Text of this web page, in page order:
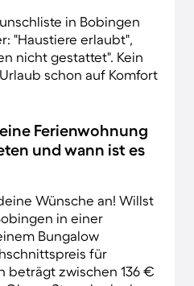
in Bobingen
"Haustiere erlaubt",
nicht gestattet". Kein
schon auf Komfort
Ferienwohnung
und wann ist es
Wünsche an! Willst
in einer
Bungalow
für
beträgt zwischen 136 €